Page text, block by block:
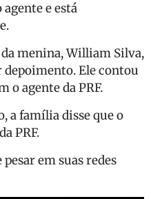
e está
da menina, William Silva,
depoimento. Ele contou
o agente da PRF.
a família disse que o
PRF.
em suas redes